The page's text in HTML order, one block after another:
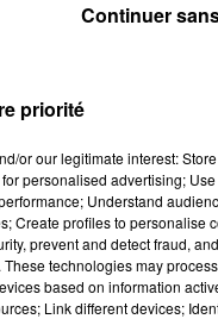
priorité
or our legitimate interest:
personalised advertising;
Understand
Create profiles to personalise
prevent and detect fraud,
technologies may
based on information
Link different devices;
Continuer